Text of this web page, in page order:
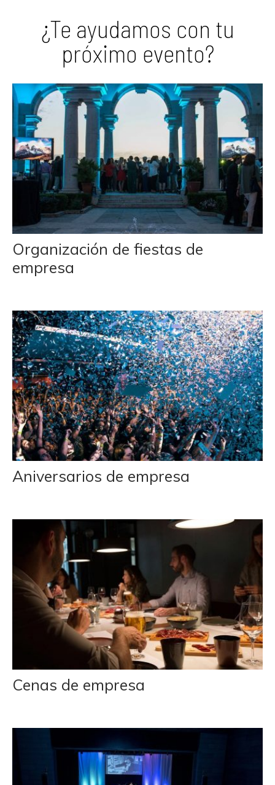
¿Te ayudamos con tu
próximo evento?
Organización de fiestas de
empresa
Aniversarios de empresa
Cenas de empresa